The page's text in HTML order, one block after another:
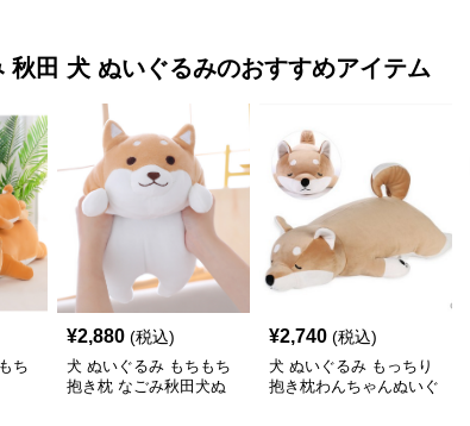
秋田 犬 ぬいぐるみのおすすめアイテム
ち
¥2,880 (税込)
犬 ぬいぐるみ もちもち
抱き枕 なごみ秋田犬ぬ
¥2,740 (税込)
犬 ぬいぐるみ もっちり
抱き枕わんちゃんぬいぐ